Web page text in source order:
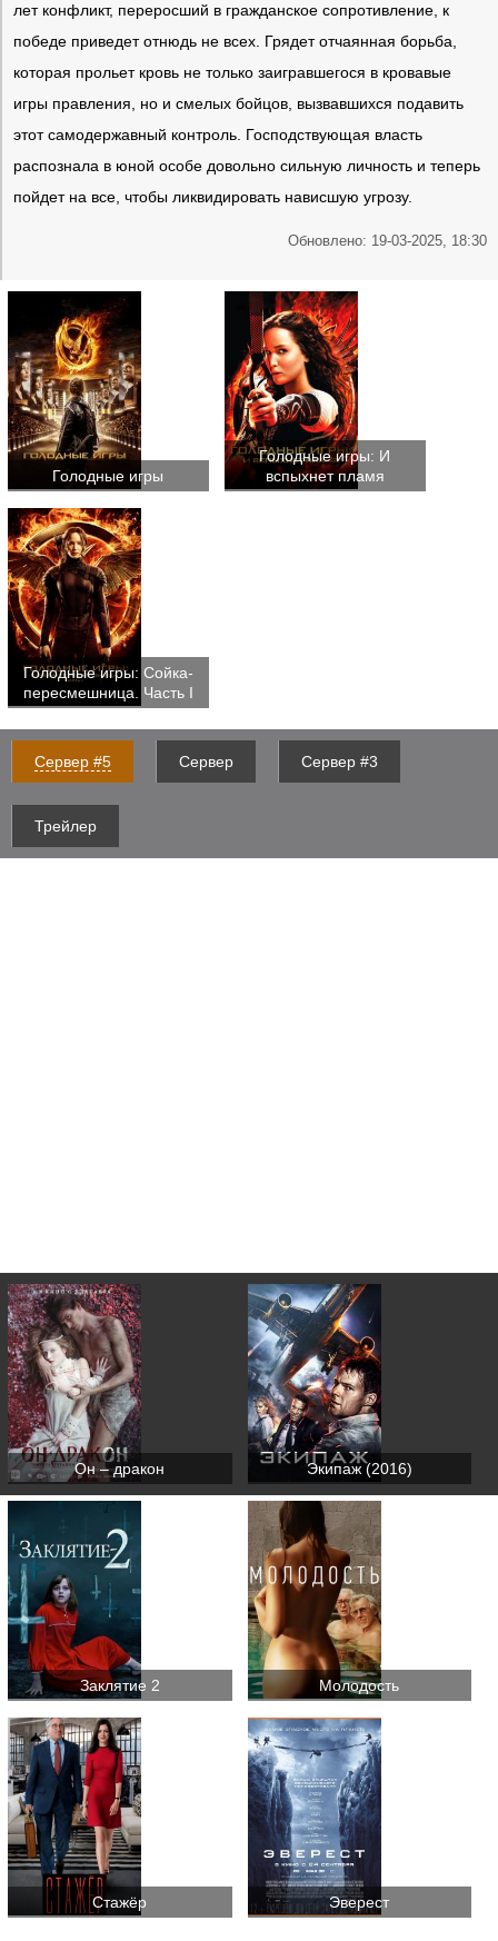
лет конфликт, переросший в гражданское сопротивление, к
победе приведет отнюдь не всех. Грядет отчаянная борьба,
которая прольет кровь не только заигравшегося в кровавые
игры правления, но и смелых бойцов, вызвавшихся подавить
этот самодержавный контроль. Господствующая власть
распознала в юной особе довольно сильную личность и теперь
пойдет на все, чтобы ликвидировать нависшую угрозу.
Обновлено: 19-03-2025, 18:30
Голодные игры
Голодные игры: И
вспыхнет пламя
Голодные игры: Сойка-
пересмешница. Часть I
Сервер #5 Сервер Сервер #3
Трейлер
Он – дракон Экипаж (2016)
Заклятие 2 Молодость
Стажёр Эверест